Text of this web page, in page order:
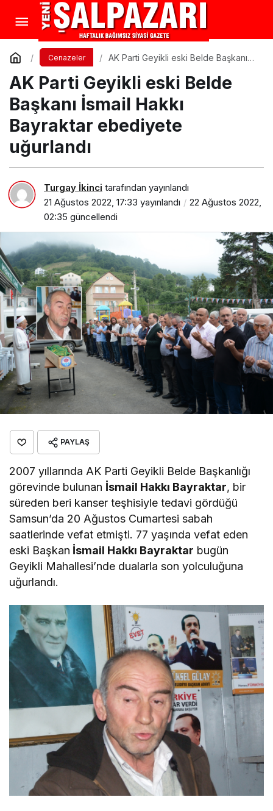
Cenazeler
AK Parti Geyikli eski Belde Başkanı
uğurlandı
AK Parti Geyikli eski Belde
Başkanı İsmail Hakkı
Bayraktar ebediyete
uğurlandı
Turgay İkinci tarafından yayınlandı
21 Ağustos 2022, 17:33 yayınlandı
22 Ağustos 2022,
02:35 güncellendi
PAYLAŞ
2007 yıllarında AK Parti Geyikli Belde Başkanlığı
görevinde bulunan İsmail Hakkı Bayraktar, bir
süreden beri kanser teşhisiyle tedavi gördüğü
Samsun’da 20 Ağustos Cumartesi sabah
saatlerinde vefat etmişti. 77 yaşında vefat eden
eski Başkan İsmail Hakkı Bayraktar bugün
Geyikli Mahallesi’nde dualarla son yolculuğuna
uğurlandı.